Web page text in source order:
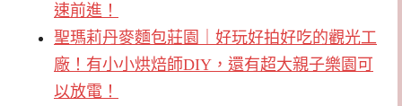
速前進！
聖瑪莉丹麥麵包莊園｜好玩好拍好吃的觀光工
廠！有小小烘焙師DIY，還有超大親子樂園可
以放電！